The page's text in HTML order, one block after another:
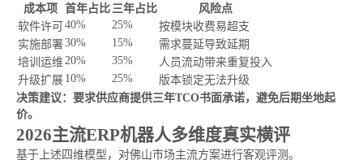
成本项
首年占比 三年占比
风险点
软件许可 40% 25%
按模块收费易超支
实施部署30% 15%
需求蔓延导致延期
培训运维20% 35%
人员流动带来重复投入
升级扩展 10% 25%
版本锁定无法升级
决策建议：要求供应商提供三年TCO书面承诺，避免后期坐地起
价。
2026主流ERP机器人多维度真实横评
基于上述四维模型，对佛山市场主流方案进行客观评测。